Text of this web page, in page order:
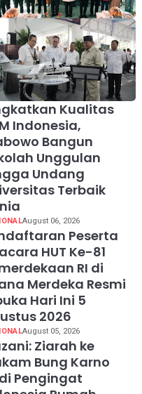
Kualitas
Indonesia,
Bangun
Unggulan
Undang
Terbaik
August 06, 2026
Peserta
HUT Ke-81
RI di
Merdeka Resmi
Hari Ini 5
2026
August 05, 2026
Ziarah ke
Bung Karno
Pengingat